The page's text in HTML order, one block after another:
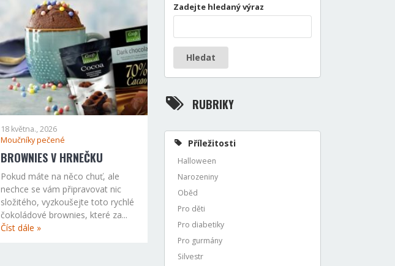
18 května., 2026
Moučníky pečené
BROWNIES V HRNEČKU
Pokud máte na něco chuť, ale
nechce se vám připravovat nic
složitého, vyzkoušejte toto rychlé
čokoládové brownies, které za...
Číst dále »
Zadejte hledaný výraz
Hledat
RUBRIKY
Příležitosti
Halloween
Narozeniny
Oběd
Pro děti
Pro diabetiky
Pro gurmány
Silvestr